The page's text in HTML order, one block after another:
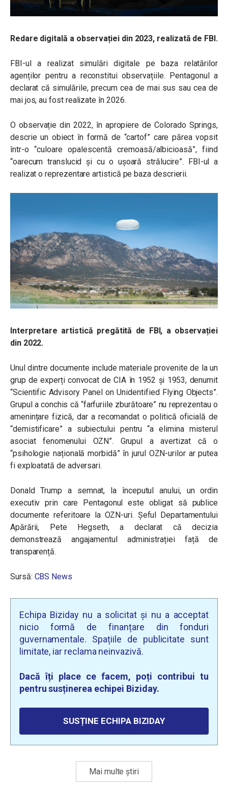
Redare digitală a observației din 2023, realizată de FBI.
FBI-ul a realizat simulări digitale pe baza relatărilor
agenților pentru a reconstitui observațiile. Pentagonul a
declarat că simulările, precum cea de mai sus sau cea de
mai jos, au fost realizate în 2026.
O observație din 2022, în apropiere de Colorado Springs,
descrie un obiect în formă de “cartof” care părea vopsit
într-o “culoare opalescentă cremoasă/albicioasă”, fiind
“oarecum translucid și cu o ușoară strălucire”. FBI-ul a
realizat o reprezentare artistică pe baza descrierii.
Interpretare artistică pregătită de FBI, a observației
din 2022.
Unul dintre documente include materiale provenite de la un
grup de experți convocat de CIA în 1952 și 1953, denumit
“Scientific Advisory Panel on Unidentified Flying Objects”.
Grupul a conchis că “farfuriile zburătoare” nu reprezentau o
amenințare fizică, dar a recomandat o politică oficială de
“demistificare” a subiectului pentru “a elimina misterul
asociat fenomenului OZN”. Grupul a avertizat că o
“psihologie națională morbidă” în jurul OZN-urilor ar putea
fi exploatată de adversari.
Donald Trump a semnat, la începutul anului, un ordin
executiv prin care Pentagonul este obligat să publice
documente referitoare la OZN-uri. Șeful Departamentului
Apărării, Pete Hegseth, a declarat că decizia
demonstrează angajamentul administrației față de
transparență.
Sursă: CBS News
Echipa Biziday nu a solicitat și nu a acceptat
nicio formă de finanțare din fonduri
guvernamentale. Spațiile de publicitate sunt
limitate, iar reclama neinvazivă.
Dacă îți place ce facem, poți contribui tu
pentru susținerea echipei Biziday.
SUSȚINE ECHIPA BIZIDAY
Mai multe știri